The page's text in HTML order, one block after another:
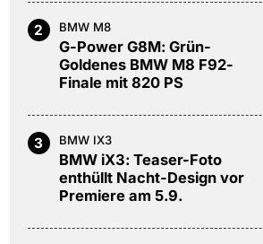
2 BMW M8
G-Power G8M: Grün-
Goldenes BMW M8 F92-
Finale mit 820 PS
3 BMW IX3
BMW iX3: Teaser-Foto
enthüllt Nacht-Design vor
Premiere am 5.9.